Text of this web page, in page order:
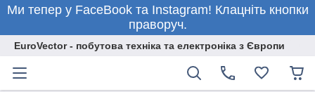
Ми тепер у FaceBook та Instagram! Клацніть кнопки
праворуч.
EuroVector - побутова техніка та електроніка з Європи